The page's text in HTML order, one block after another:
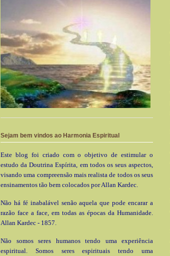
Sejam bem vindos ao Harmonia Espiritual
Este blog foi criado com o objetivo de estimular o
estudo da Doutrina Espírita, em todos os seus aspectos,
visando uma compreensão mais realista de todos os seus
ensinamentos tão bem colocados por Allan Kardec.
Não há fé inabalável senão aquela que pode encarar a
razão face a face, em todas as épocas da Humanidade.
Allan Kardec - 1857.
Não somos seres humanos tendo uma experiência
espiritual. Somos seres espirituais tendo uma